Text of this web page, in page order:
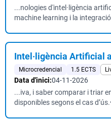
...nologies d'intel·ligència
machine learning i la
Intel·ligència Artificial
Microcredencial 1.5 ECTS
Data d'inici:04-11-2026
...iva, i saber comparar i triar
disponibles segons el cas